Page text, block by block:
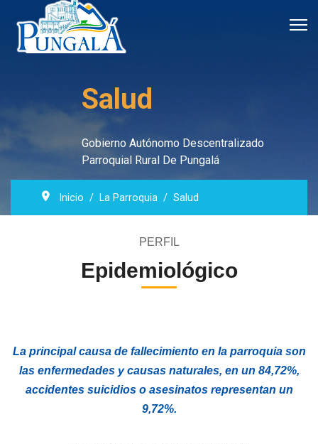
Salud
Gobierno Autónomo Descentralizado
Parroquial Rural De Pungalá
Inicio La Parroquia Salud
PERFIL
Epidemiológico
La principal causa de fallecimiento en la parroquia son
las enfermedades y causas naturales, en un 84,72%,
accidentes suicidios o asesinatos representan un
9,72%.